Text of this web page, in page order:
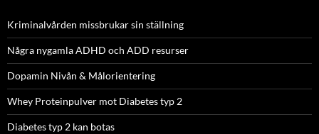
Kriminalvården missbrukar sin ställning
Några nygamla ADHD och ADD resurser
Dopamin Nivån & Målorientering
Whey Proteinpulver mot Diabetes typ 2
Diabetes typ 2 kan botas